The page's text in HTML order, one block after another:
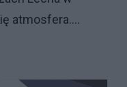
atmosfera....